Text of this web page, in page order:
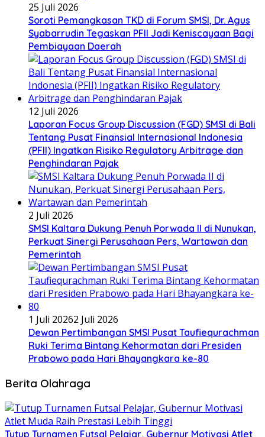
25 Juli 2026
Soroti Pemangkasan TKD di Forum SMSI, Dr. Agus
Syabarrudin Tegaskan PFII Jadi Keniscayaan Bagi
Pembiayaan Daerah
12 Juli 2026
Laporan Focus Group Discussion (FGD) SMSI di Bali
Tentang Pusat Finansial Internasional Indonesia
(PFII) Ingatkan Risiko Regulatory Arbitrage dan
Penghindaran Pajak
2 Juli 2026
SMSI Kaltara Dukung Penuh Porwada II di Nunukan,
Perkuat Sinergi Perusahaan Pers, Wartawan dan
Pemerintah
1 Juli 20262 Juli 2026
Dewan Pertimbangan SMSI Pusat Taufiequrachman
Ruki Terima Bintang Kehormatan dari Presiden
Prabowo pada Hari Bhayangkara ke-80
Berita Olahraga
Tutup Turnamen Futsal Pelajar, Gubernur Motivasi Atlet